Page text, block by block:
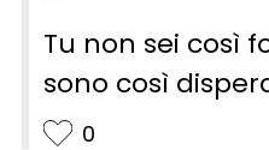
Tu non sei così
sono così
0